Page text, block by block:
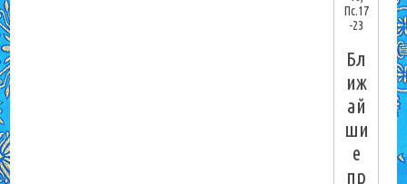
Пс.17
-23
Бл
иж
ай
ши
е
пр